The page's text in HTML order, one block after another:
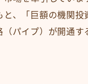
と、「巨額の機関
パイプ）が開通